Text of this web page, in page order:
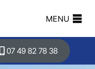
MENU
07 49 82 78 38